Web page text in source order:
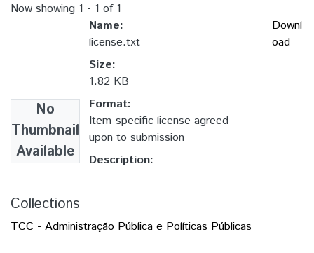
Now showing 1 - 1 of 1
No
Thumbnail
Available
Name:
license.txt
Size:
1.82 KB
Format:
Item-specific license agreed
upon to submission
Description:
Downl
oad
Collections
TCC - Administração Pública e Políticas Públicas